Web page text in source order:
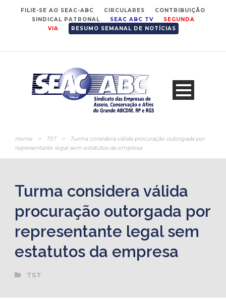
FILIE-SE AO SEAC-ABC CIRCULARES
CONTRIBUIÇÃO
SINDICAL PATRONAL
SEAC ABC TV
SEGUNDA
VIA
RESUMO SEMANAL DE NOTÍCIAS
Home > TST >
Turma considera válida procuração outorgada por
representante legal sem estatutos da empresa
Turma considera válida
procuração outorgada por
representante legal sem
estatutos da empresa
TST